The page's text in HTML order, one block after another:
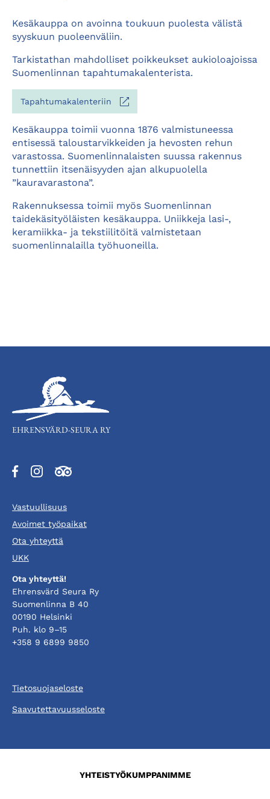
Kesäkauppa on avoinna toukuun puolesta välistä
syyskuun puoleenväliin.
Tarkistathan mahdolliset poikkeukset aukioloajoissa
Suomenlinnan tapahtumakalenterista.
Tapahtumakalenteriin
Aukeaa
uuteen
välilehteen
Kesäkauppa toimii vuonna 1876 valmistuneessa
entisessä taloustarvikkeiden ja hevosten rehun
varastossa. Suomenlinnalaisten suussa rakennus
tunnettiin itsenäisyyden ajan alkupuolella
”kauravarastona”.
Rakennuksessa toimii myös Suomenlinnan
taidekäsityöläisten kesäkauppa. Uniikkeja lasi-,
keramiikka- ja tekstiilitöitä valmistetaan
suomenlinnalailla työhuoneilla.
EHRENSVÄRD-SEURA RY
AukeaaAukeaaAukeaa
Vastuullisuus
Avoimet työpaikat
Ota yhteyttä
UKK
Ota yhteyttä!
Ehrensvärd Seura Ry
Suomenlinna B 40
00190 Helsinki
Puh. klo 9–15
+358 9 6899 9850
Tietosuojaseloste
Saavutettavuusseloste
YHTEISTYÖKUMPPANIMME